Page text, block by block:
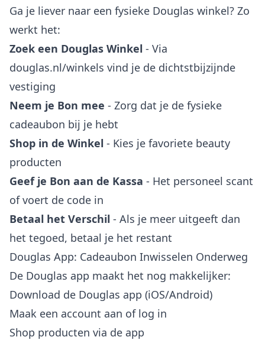
Ga je liever naar een fysieke Douglas winkel? Zo
werkt het:
Zoek een Douglas Winkel - Via
douglas.nl/winkels vind je de dichtstbijzijnde
vestiging
Neem je Bon mee - Zorg dat je de fysieke
cadeaubon bij je hebt
Shop in de Winkel - Kies je favoriete beauty
producten
Geef je Bon aan de Kassa - Het personeel scant
of voert de code in
Betaal het Verschil - Als je meer uitgeeft dan
het tegoed, betaal je het restant
Douglas App: Cadeaubon Inwisselen Onderweg
De Douglas app maakt het nog makkelijker:
Download de Douglas app (iOS/Android)
Maak een account aan of log in
Shop producten via de app